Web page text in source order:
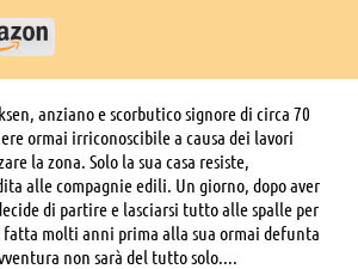
anziano e scorbutico signore di circa 70
ormai irriconoscibile a causa dei lavori
la zona. Solo la sua casa resiste,
alle compagnie edili. Un giorno, dopo aver
di partire e lasciarsi tutto alle spalle per
fatta molti anni prima alla sua ormai defunta
non sarà del tutto solo....